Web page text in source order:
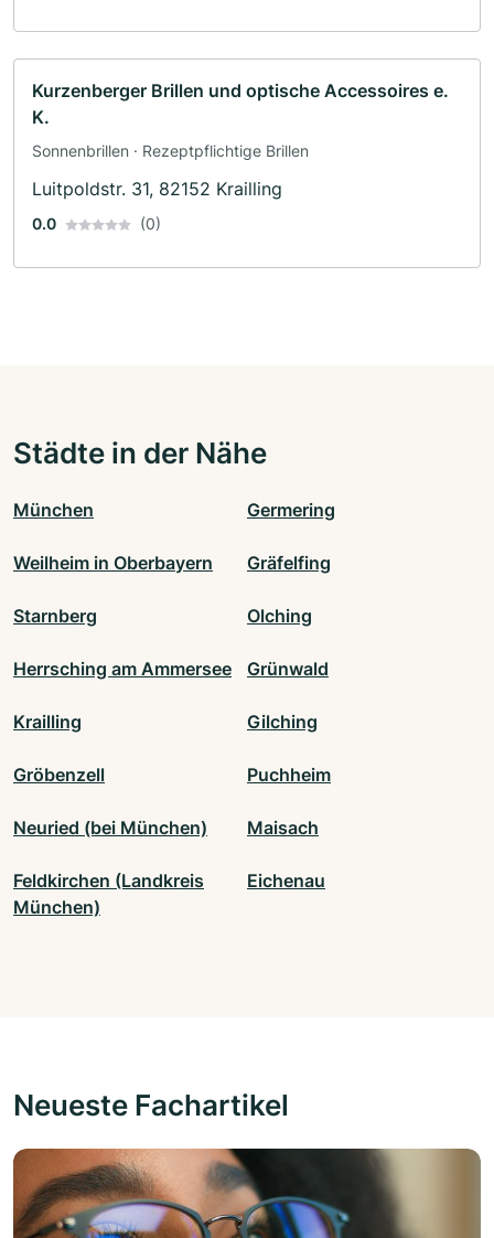
Kurzenberger Brillen und optische Accessoires e.
K.
Sonnenbrillen · Rezeptpflichtige Brillen
Luitpoldstr. 31, 82152 Krailling
0.0 (0)
Städte in der Nähe
München Germering
Weilheim in Oberbayern Gräfelfing
Starnberg Olching
Herrsching am Ammersee Grünwald
Krailling Gilching
Gröbenzell Puchheim
Neuried (bei München) Maisach
Feldkirchen (Landkreis
München)
Eichenau
Neueste Fachartikel